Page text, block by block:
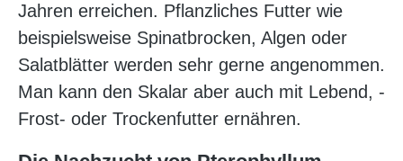
Jahren erreichen. Pflanzliches Futter wie
beispielsweise Spinatbrocken, Algen oder
Salatblätter werden sehr gerne angenommen.
Man kann den Skalar aber auch mit Lebend, -
Frost- oder Trockenfutter ernähren.